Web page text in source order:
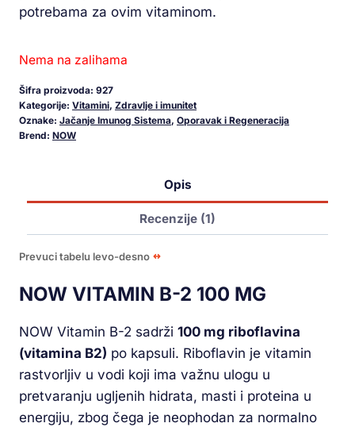
potrebama za ovim vitaminom.
Nema na zalihama
Šifra proizvoda: 927
Kategorije: Vitamini, Zdravlje i imunitet
Oznake: Jačanje Imunog Sistema, Oporavak i Regeneracija
Brend: NOW
Opis
Recenzije (1)
Prevuci tabelu levo-desno
NOW VITAMIN B-2 100 MG
NOW Vitamin B-2 sadrži 100 mg riboflavina
(vitamina B2) po kapsuli. Riboflavin je vitamin
rastvorljiv u vodi koji ima važnu ulogu u
pretvaranju ugljenih hidrata, masti i proteina u
energiju, zbog čega je neophodan za normalno